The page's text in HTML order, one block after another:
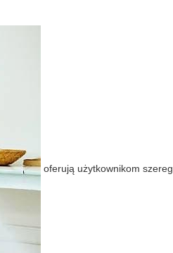
oferują użytkownikom szereg